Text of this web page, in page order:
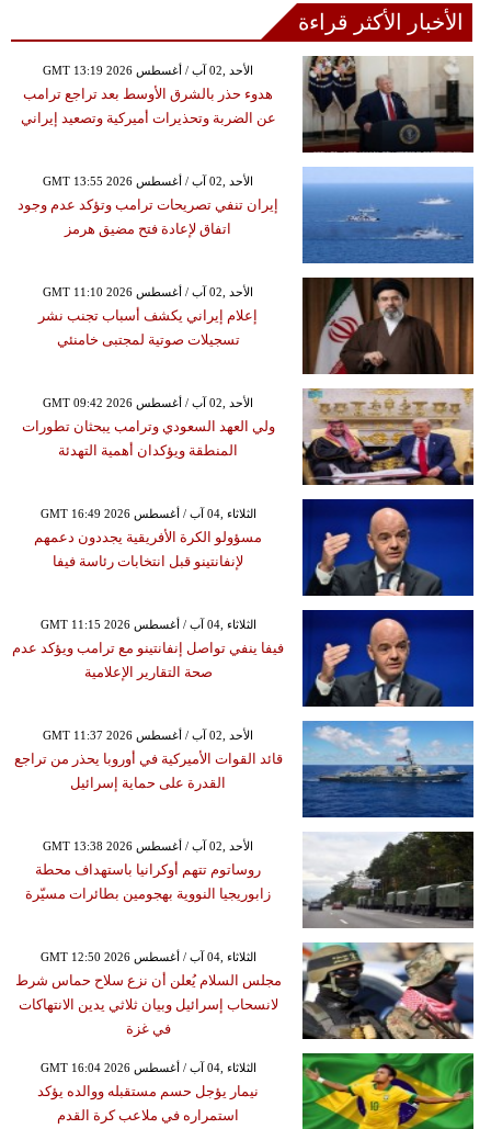
الأخبار الأكثر قراءة
GMT 13:19 2026 الأحد ,02 آب / أغسطس
هدوء حذر بالشرق الأوسط بعد تراجع ترامب
عن الضربة وتحذيرات أميركية وتصعيد إيراني
GMT 13:55 2026 الأحد ,02 آب / أغسطس
إيران تنفي تصريحات ترامب وتؤكد عدم وجود
اتفاق لإعادة فتح مضيق هرمز
GMT 11:10 2026 الأحد ,02 آب / أغسطس
إعلام إيراني يكشف أسباب تجنب نشر
تسجيلات صوتية لمجتبى خامنئي
GMT 09:42 2026 الأحد ,02 آب / أغسطس
ولي العهد السعودي وترامب يبحثان تطورات
المنطقة ويؤكدان أهمية التهدئة
GMT 16:49 2026 الثلاثاء ,04 آب / أغسطس
مسؤولو الكرة الأفريقية يجددون دعمهم
لإنفانتينو قبل انتخابات رئاسة فيفا
GMT 11:15 2026 الثلاثاء ,04 آب / أغسطس
فيفا ينفي تواصل إنفانتينو مع ترامب ويؤكد عدم
صحة التقارير الإعلامية
GMT 11:37 2026 الأحد ,02 آب / أغسطس
قائد القوات الأميركية في أوروبا يحذر من تراجع
القدرة على حماية إسرائيل
GMT 13:38 2026 الأحد ,02 آب / أغسطس
روساتوم تتهم أوكرانيا باستهداف محطة
زابوريجيا النووية بهجومين بطائرات مسيّرة
GMT 12:50 2026 الثلاثاء ,04 آب / أغسطس
مجلس السلام يُعلن أن نزع سلاح حماس شرط
لانسحاب إسرائيل وبيان ثلاثي يدين الانتهاكات
في غزة
GMT 16:04 2026 الثلاثاء ,04 آب / أغسطس
نيمار يؤجل حسم مستقبله ووالده يؤكد
استمراره في ملاعب كرة القدم